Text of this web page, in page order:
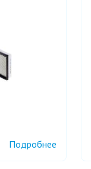
Подробнее